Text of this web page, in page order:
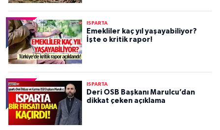
ISPARTA
Emekliler kaç yıl yaşayabiliyor?
İşte o kritik rapor!
ISPARTA
Deri OSB Başkanı Marulcu’dan
dikkat çeken açıklama